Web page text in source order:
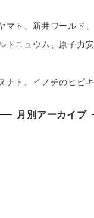
マト、新井ワールド
トニュウム、原子力
ナト、イノチのヒビ
月別アーカイブ